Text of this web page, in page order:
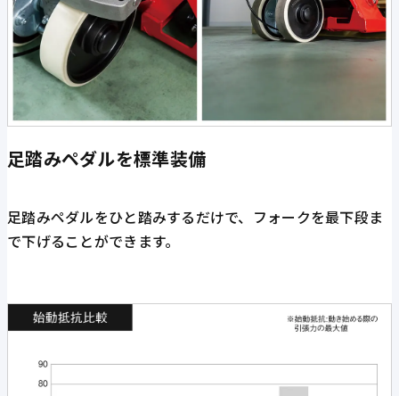
足踏みペダルを標準装備
足踏みペダルをひと踏みするだけで、フォークを最下段ま
で下げることができます。